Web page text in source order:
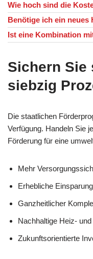
Wie hoch sind die
Benötige ich ein neues
Ist eine Kombination
Sichern Sie
siebzig
Die staatlichen
Verfügung. Handeln Sie
Förderung für eine
Mehr
Erhebliche
Ganzheitlicher
Nachhaltige Heiz-
Zukunftsorientierte